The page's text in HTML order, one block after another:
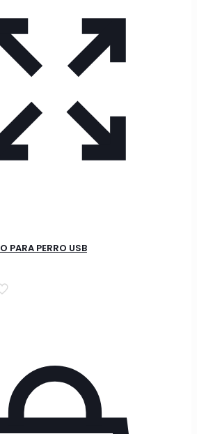
PARA PERRO USB